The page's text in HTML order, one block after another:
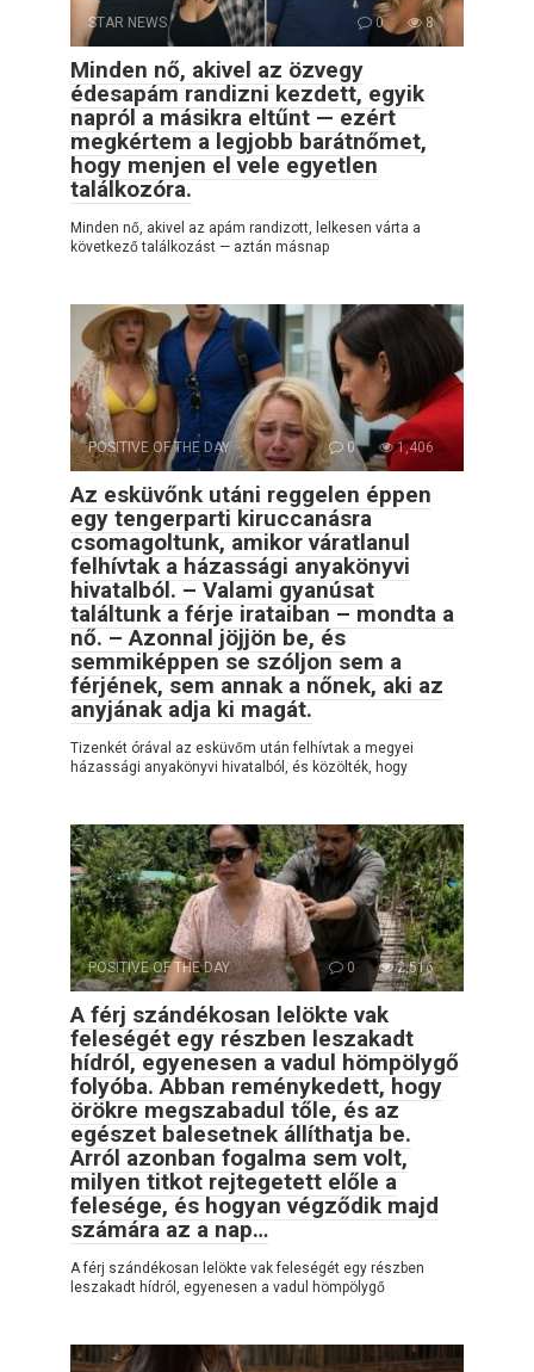
STAR NEWS 0 8
Minden nő, akivel az özvegy
édesapám randizni kezdett, egyik
napról a másikra eltűnt — ezért
megkértem a legjobb barátnőmet,
hogy menjen el vele egyetlen
találkozóra.
Minden nő, akivel az apám randizott, lelkesen várta a
következő találkozást — aztán másnap
POSITIVE OF THE DAY 0 1,406
Az esküvőnk utáni reggelen éppen
egy tengerparti kiruccanásra
csomagoltunk, amikor váratlanul
felhívtak a házassági anyakönyvi
hivatalból. – Valami gyanúsat
találtunk a férje irataiban – mondta a
nő. – Azonnal jöjjön be, és
semmiképpen se szóljon sem a
férjének, sem annak a nőnek, aki az
anyjának adja ki magát.
Tizenkét órával az esküvőm után felhívtak a megyei
házassági anyakönyvi hivatalból, és közölték, hogy
POSITIVE OF THE DAY 0 2,516
A férj szándékosan lelökte vak
feleségét egy részben leszakadt
hídról, egyenesen a vadul hömpölygő
folyóba. Abban reménykedett, hogy
örökre megszabadul tőle, és az
egészet balesetnek állíthatja be.
Arról azonban fogalma sem volt,
milyen titkot rejtegetett előle a
felesége, és hogyan végződik majd
számára az a nap…
A férj szándékosan lelökte vak feleségét egy részben
leszakadt hídról, egyenesen a vadul hömpölygő